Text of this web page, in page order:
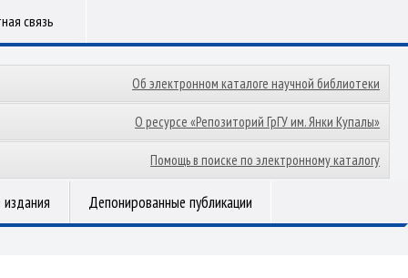
связь
Об электронном каталоге научной библиотеки
О ресурсе «Репозиторий ГрГУ им. Янки Купалы»
Помощь в поиске по электронному каталогу
Депонированные публикации